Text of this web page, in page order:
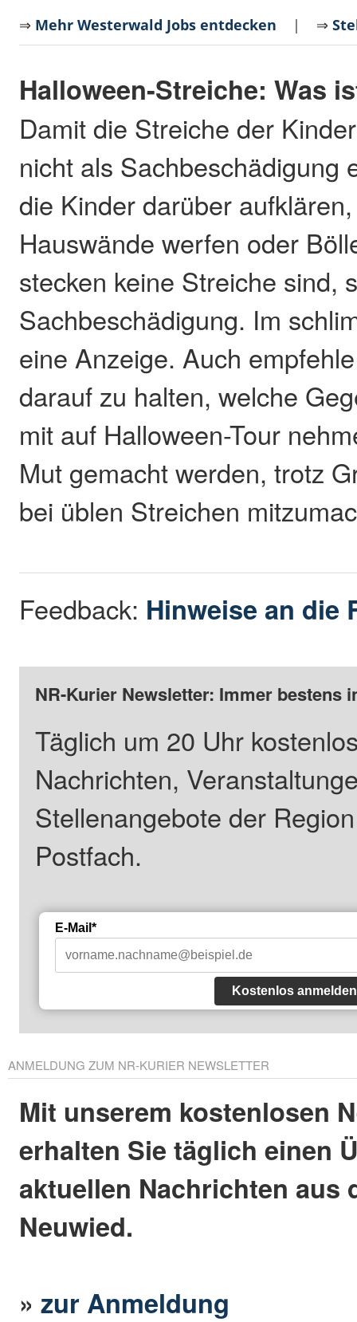
⇒ Mehr Westerwald Jobs entdecken | ⇒
Halloween-Streiche: Was
Damit die Streiche der
nicht als Sachbeschädigung
die Kinder darüber
Hauswände werfen oder
stecken keine Streiche sind,
Sachbeschädigung. Im
eine Anzeige. Auch
darauf zu halten, welche
mit auf Halloween-Tour
Mut gemacht werden, trotz
bei üblen Streichen
Feedback: Hinweise an die
NR-Kurier Newsletter: Immer bestens
Täglich um 20 Uhr
Nachrichten,
Stellenangebote der
Postfach.
E-Mail*
Kostenlos anmelden
ANMELDUNG ZUM NR-KURIER NEWSLETTER
Mit unserem kostenlosen
erhalten Sie täglich einen
aktuellen Nachrichten aus
Neuwied.
»zur Anmeldung